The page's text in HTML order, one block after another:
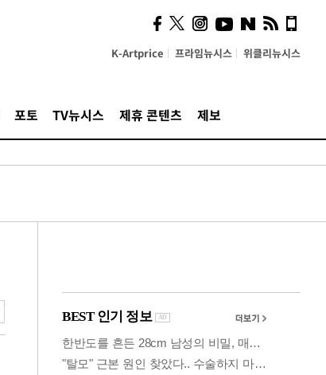
K-Artprice 프라임뉴시스 위클리뉴시스
포토 TV뉴시스 제휴 콘텐츠 제보
시, 스마트폰 액세서리에
NFC 더했다